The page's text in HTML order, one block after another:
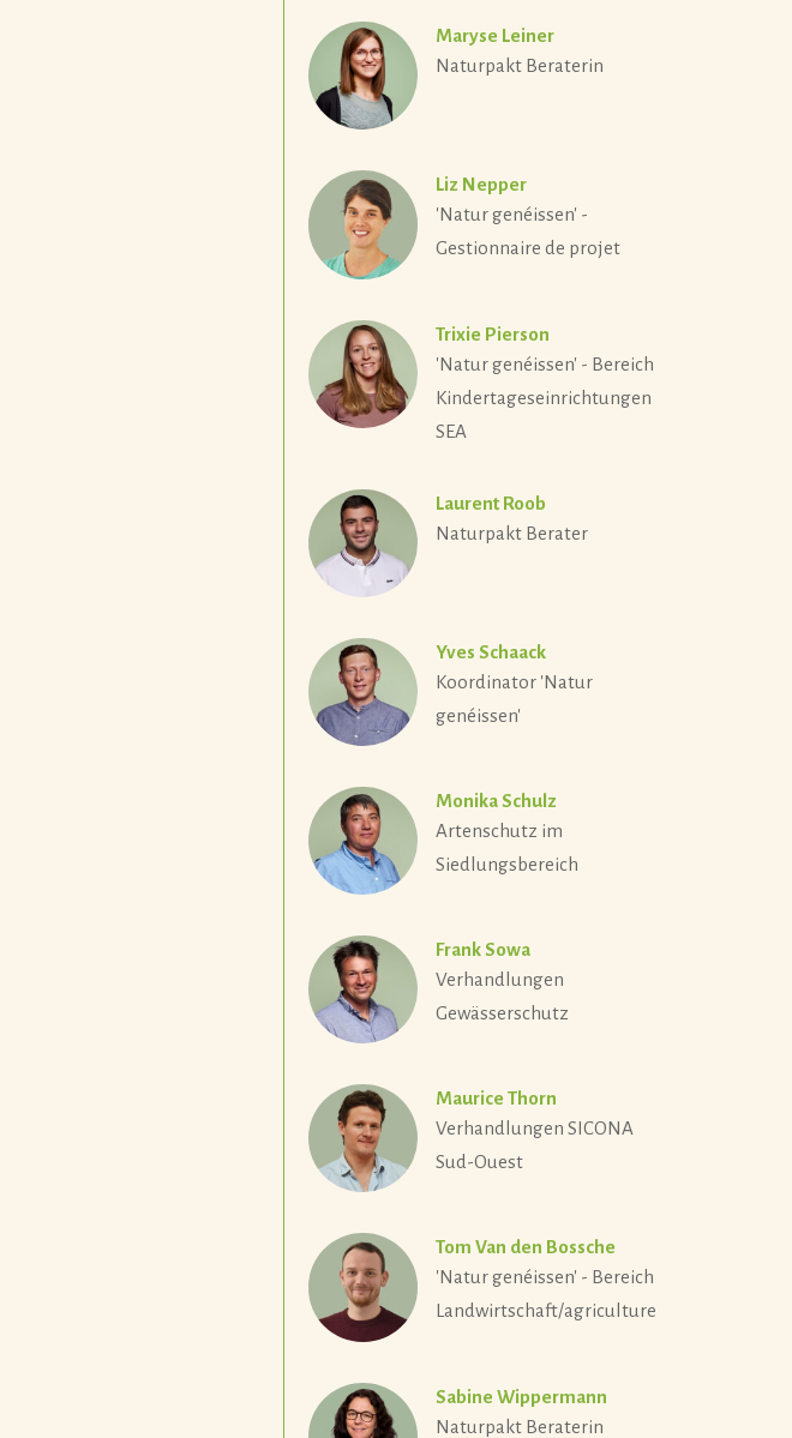
Maryse Leiner
Naturpakt Beraterin
Liz Nepper
'Natur genéissen' -
Gestionnaire de projet
Trixie Pierson
'Natur genéissen' - Bereich
Kindertageseinrichtungen
SEA
Laurent Roob
Naturpakt Berater
Yves Schaack
Koordinator 'Natur
genéissen'
Monika Schulz
Artenschutz im
Siedlungsbereich
Frank Sowa
Verhandlungen
Gewässerschutz
Maurice Thorn
Verhandlungen SICONA
Sud-Ouest
Tom Van den Bossche
'Natur genéissen' - Bereich
Landwirtschaft/agriculture
Sabine Wippermann
Naturpakt Beraterin